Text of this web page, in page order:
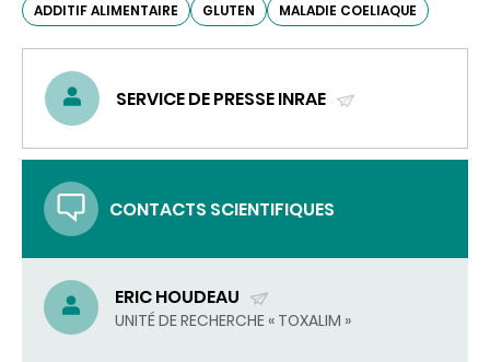
ADDITIF ALIMENTAIRE GLUTEN MALADIE COELIAQUE
SERVICE DE PRESSE INRAE
UN
CONTACTS SCIENTIFIQUES
ERIC HOUDEAU
(ENVOYER
UNITÉ DE RECHERCHE « TOXALIM »